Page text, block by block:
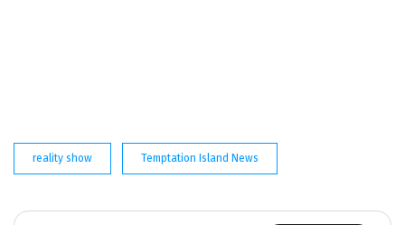
reality show Temptation Island News